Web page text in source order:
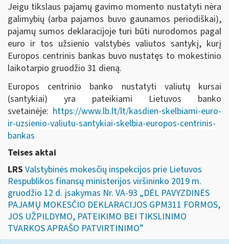
Jeigu tikslaus pajamų gavimo momento nustatyti nėra
galimybių (arba pajamos buvo gaunamos periodiškai),
pajamų sumos deklaracijoje turi būti nurodomos pagal
euro ir tos užsienio valstybės valiutos santykį, kurį
Europos centrinis bankas buvo nustatęs to mokestinio
laikotarpio gruodžio 31 dieną.
Europos centrinio banko nustatyti valiutų kursai
(santykiai) yra pateikiami Lietuvos banko
svetainėje: https://www.lb.lt/lt/kasdien-skelbiami-euro-
ir-uzsienio-valiutu-santykiai-skelbia-europos-centrinis-
bankas
Teises aktai
LRS Valstybinės mokesčių inspekcijos prie Lietuvos
Respublikos finansų ministerijos viršininko 2019 m.
gruodžio 12 d. įsakymas Nr. VA-93 „DĖL PAVYZDINĖS
PAJAMŲ MOKESČIO DEKLARACIJOS GPM311 FORMOS,
JOS UŽPILDYMO, PATEIKIMO BEI TIKSLINIMO
TVARKOS APRAŠO PATVIRTINIMO”